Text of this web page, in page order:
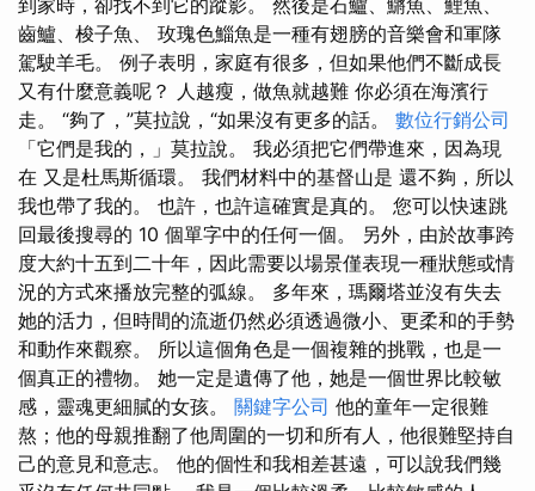
到家時，卻找不到它的蹤影。 然後是石鱸、鱂魚、鯉魚、
齒鱸、梭子魚、 玫瑰色鯔魚是一種有翅膀的音樂會和軍隊
駕駛羊毛。 例子表明，家庭有很多，但如果他們不斷成長
又有什麼意義呢？ 人越瘦，做魚就越難 你必須在海濱行
走。 “夠了，”莫拉說，“如果沒有更多的話。 數位行銷公司
「它們是我的，」莫拉說。 我必須把它們帶進來，因為現
在 又是杜馬斯循環。 我們材料中的基督山是 還不夠，所以
我也帶了我的。 也許，也許這確實是真的。 您可以快速跳
回最後搜尋的 10 個單字中的任何一個。 另外，由於故事跨
度大約十五到二十年，因此需要以場景僅表現一種狀態或情
況的方式來播放完整的弧線。 多年來，瑪爾塔並沒有失去
她的活力，但時間的流逝仍然必須透過微小、更柔和的手勢
和動作來觀察。 所以這個角色是一個複雜的挑戰，也是一
個真正的禮物。 她一定是遺傳了他，她是一個世界比較敏
感，靈魂更細膩的女孩。 關鍵字公司 他的童年一定很難
熬；他的母親推翻了他周圍的一切和所有人，他很難堅持自
己的意見和意志。 他的個性和我相差甚遠，可以說我們幾